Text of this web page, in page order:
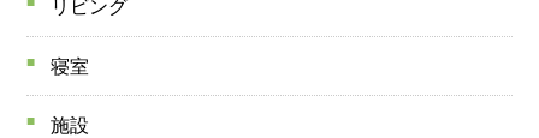
リビング
寝室
施設